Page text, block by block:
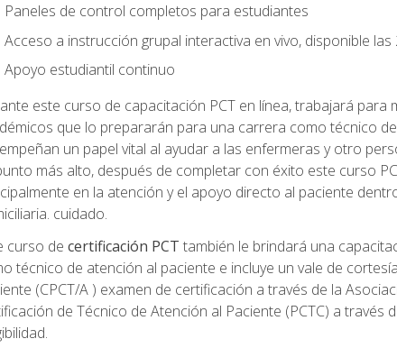
Paneles de control completos para estudiantes
Acceso a instrucción grupal interactiva en vivo, disponible
Apoyo estudiantil continuo
este curso de capacitación PCT en línea, trabajará
que lo prepararán para una carrera como técnico
un papel vital al ayudar a las enfermeras y otro
más alto, después de completar con éxito este curso
en la atención y el apoyo directo al paciente
cuidado.
curso de certificación PCT también le brindará una
técnico de atención al paciente e incluye un vale de
(CPCT/A ) examen de certificación a través de la
de Técnico de Atención al Paciente (PCTC) a